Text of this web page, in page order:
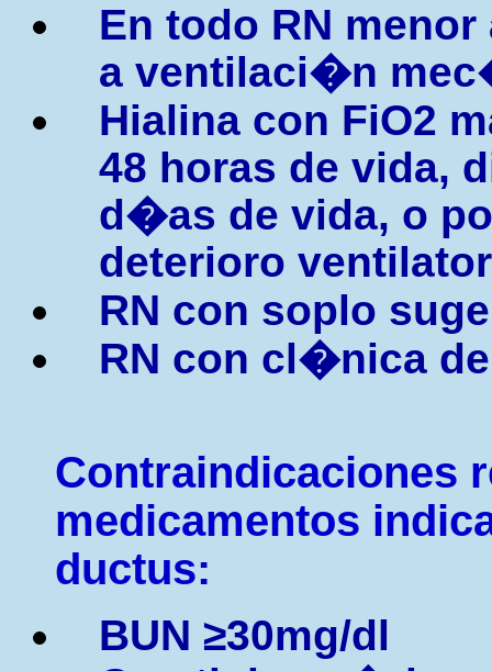
En todo RN
a ventilaci�n
Hialina con FiO2
48 horas de vida,
d�as de vida, o
deterioro
RN con soplo
RN con cl�nica de
Contraindicaciones
medicamentos
ductus:
BUN ≥30mg/dl